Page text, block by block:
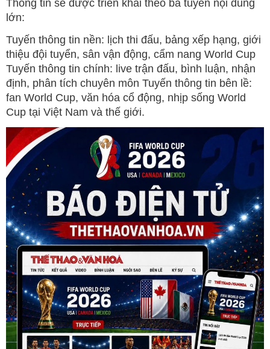
Thông tin sẽ được triển khai theo ba tuyến nội dung
lớn:
Tuyến thông tin nền: lịch thi đấu, bảng xếp hạng, giới
thiệu đội tuyển, sân vận động, cẩm nang World Cup
Tuyến thông tin chính: live trận đấu, bình luận, nhận
định, phân tích chuyên môn Tuyến thông tin bên lề:
fan World Cup, văn hóa cổ động, nhịp sống World
Cup tại Việt Nam và thế giới.